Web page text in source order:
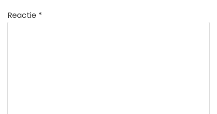
Reactie *